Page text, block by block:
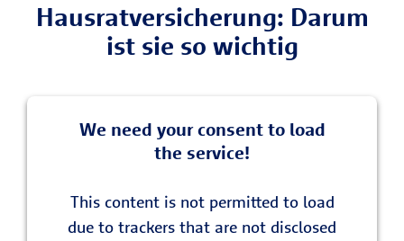
Hausrat­versicherung: Darum
ist sie so wichtig
We need your consent to load
the service!
This content is not permitted to load
due to trackers that are not disclosed